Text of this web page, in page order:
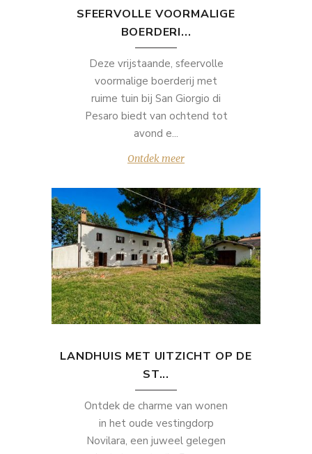
SFEERVOLLE VOORMALIGE
BOERDERI...
Deze vrijstaande, sfeervolle
voormalige boerderij met
ruime tuin bij San Giorgio di
Pesaro biedt van ochtend tot
avond e...
Ontdek meer
LANDHUIS MET UITZICHT OP DE
ST...
Ontdek de charme van wonen
in het oude vestingdorp
Novilara, een juweel gelegen